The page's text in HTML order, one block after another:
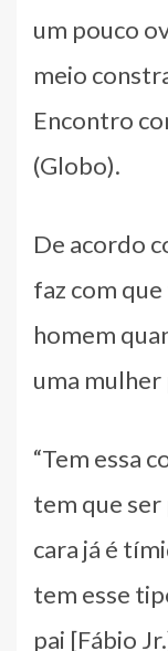
um pouco
meio
Encontro
(Globo).
De acordo
faz com
homem
uma mulher
“Tem essa
tem que ser
cara já é
tem esse
pai [Fábio